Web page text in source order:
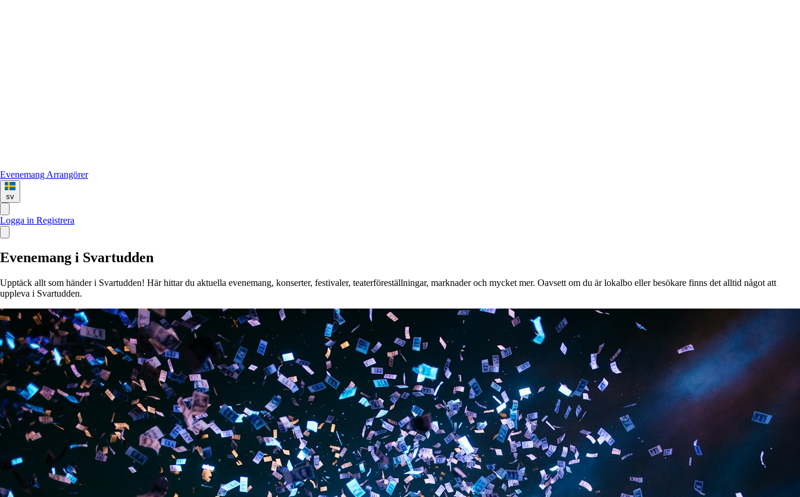
Evenemang Arrangörer
sv
Logga in Registrera
Evenemang i Svartudden
Upptäck allt som händer i Svartudden! Här hittar du aktuella evenemang, konserter, festivaler, teaterföreställningar, marknader och mycket mer. Oavsett om du är lokalbo eller besökare finns det alltid något att
uppleva i Svartudden.